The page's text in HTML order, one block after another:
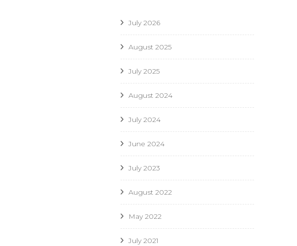
July 2026
August 2025
July 2025
August 2024
July 2024
June 2024
July 2023
August 2022
May 2022
July 2021